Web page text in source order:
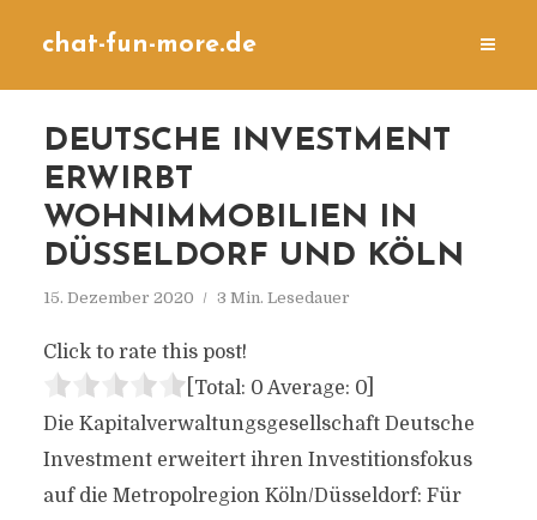
chat-fun-more.de
DEUTSCHE INVESTMENT
ERWIRBT
WOHNIMMOBILIEN IN
DÜSSELDORF UND KÖLN
15. Dezember 2020 3 Min. Lesedauer
Click to rate this post!
[Total: 0 Average: 0]
Die Kapitalverwaltungsgesellschaft Deutsche
Investment erweitert ihren Investitionsfokus
auf die Metropolregion Köln/Düsseldorf: Für